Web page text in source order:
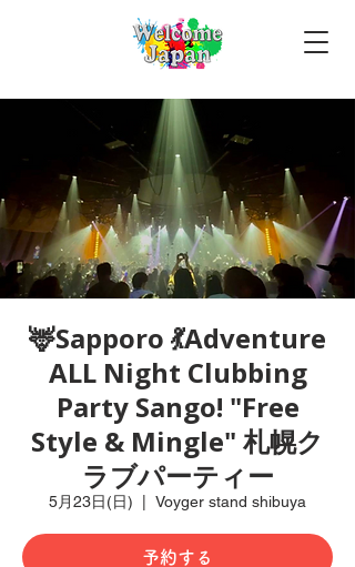
🦌Sapporo 💃Adventure
ALL Night Clubbing
Party Sango! "Free
Style & Mingle" 札幌ク
ラブパーティー
5月23日(日) Voyger stand shibuya
予約する